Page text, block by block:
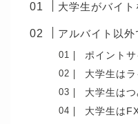
大学生がバイ
アルバイト以
ポイント
大学生は
大学生は
大学生は